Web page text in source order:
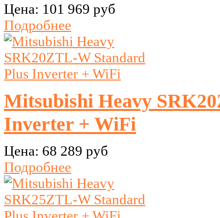
Цена: 101 969 руб
Подробнее
Mitsubishi Heavy
Inverter + WiFi
Цена: 68 289 руб
Подробнее